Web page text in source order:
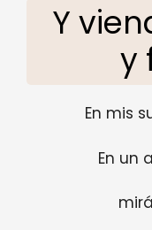
Y
y
En mis
En un